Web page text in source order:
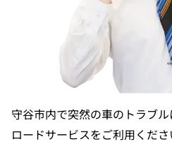
守谷市内で突然の車のトラブ
ロードサービスをご利用くださ